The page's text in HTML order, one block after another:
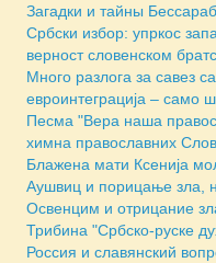
Загадки и тайны
Србски избор: упркос
верност словенском
Много разлога за савез
евроинтеграција – само
Песма "Вера наша
химна православних
Блажена мати Ксенија
Аушвиц и порицање зла,
Освенцим и отрицание
Трибина "Србско-руске
Россия и славянский